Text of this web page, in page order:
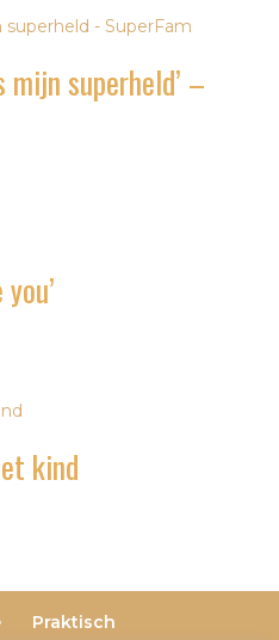
mijn superheld’ –
kind
Praktisch